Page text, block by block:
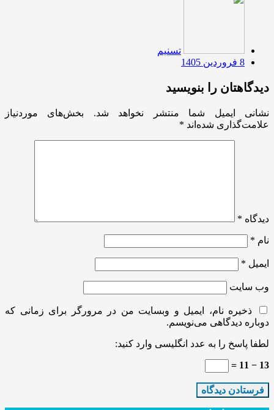
تسنیم
8 فروردین 1405
دیدگاهتان را بنویسید
نشانی ایمیل شما منتشر نخواهد شد.
بخش‌های موردنیاز
علامت‌گذاری شده‌اند *
دیدگاه *
نام *
ایمیل *
وب‌ سایت
ذخیره نام، ایمیل و وبسایت من در مرورگر برای زمانی که
دوباره دیدگاهی می‌نویسم.
لطفا پاسخ را به عدد انگلیسی وارد کنید:
13 − 11 =